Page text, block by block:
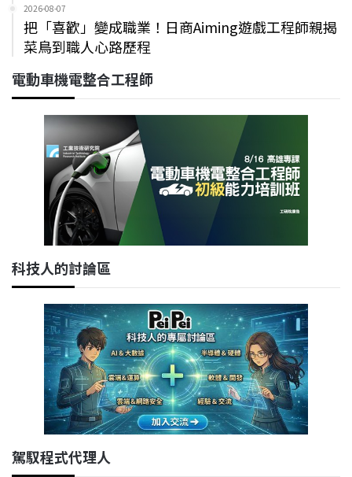
2026-08-07
把「喜歡」變成職業！日商Aiming遊戲工程師親揭
菜鳥到職人心路歷程
電動車機電整合工程師
科技人的討論區
駕馭程式代理人